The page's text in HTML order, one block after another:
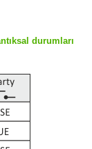
durumları